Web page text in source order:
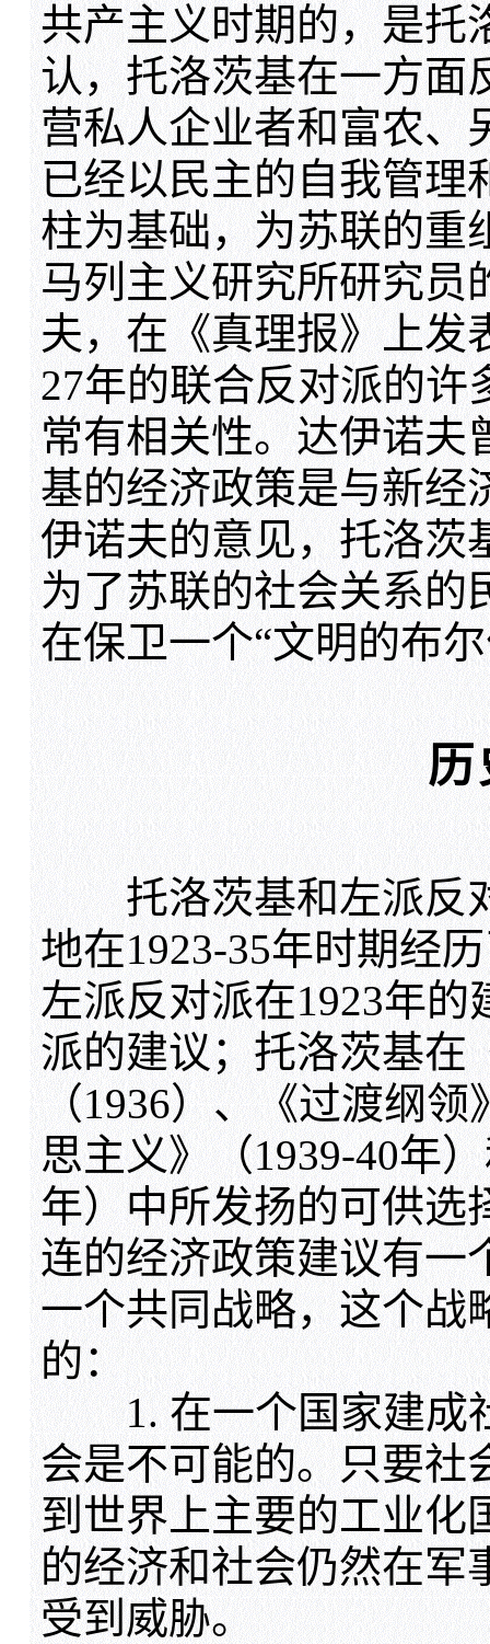
共产主义时期的，是托
认，托洛茨基在一方面
营私人企业者和富农、
已经以民主的自我管理
柱为基础，为苏联的重
马列主义研究所研究员
夫，在《真理报》上发
27年的联合反对派的许
常有相关性。达伊诺夫
基的经济政策是与新经
伊诺夫的意见，托洛茨
为了苏联的社会关系的
在保卫一个“文明的布
托洛茨基和左派反
地在1923-35年时期经
左派反对派在1923年的
派的建议；托洛茨基在
（1936）、《过渡纲
思主义》（1939-40年
年）中所发扬的可供选
连的经济政策建议有一
一个共同战略，这个战
的：
1. 在一个国家建成社
会是不可能的。只要社
到世界上主要的工业化
的经济和社会仍然在军
受到威胁。